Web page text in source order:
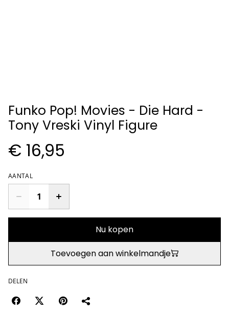
Funko Pop! Movies - Die Hard -
Tony Vreski Vinyl Figure
€ 16,95
AANTAL
Nu kopen
Toevoegen aan winkelmandje
DELEN